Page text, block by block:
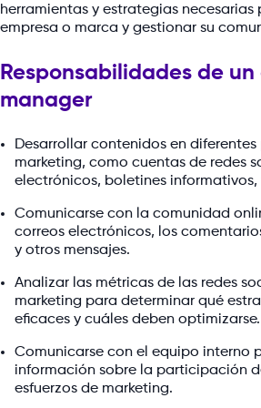
herramientas y estrategias
empresa o marca y gestionar su
Responsabilidades de
manager
Desarrollar contenidos en
marketing, como cuentas de redes
electrónicos, boletines informativos,
Comunicarse con la comunidad
correos electrónicos, los
y otros mensajes.
Analizar las métricas de las redes
marketing para determinar qué
eficaces y cuáles deben optimizarse.
Comunicarse con el equipo interno
información sobre la participación
esfuerzos de marketing.